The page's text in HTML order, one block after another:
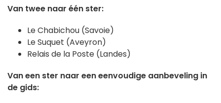
Van twee naar één ster:
Le Chabichou (Savoie)
Le Suquet (Aveyron)
Relais de la Poste (Landes)
Van een ster naar een eenvoudige aanbeveling in
de gids: